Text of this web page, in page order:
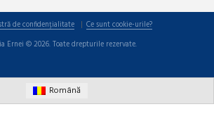
de confidențialitate
Ce sunt cookie-urile?
Ernei © 2026. Toate drepturile rezervate.
Română